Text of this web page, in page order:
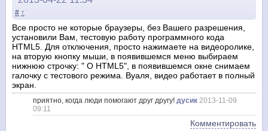
# ↑
Все просто не которые браузеры, без Вашего разрешения,
установили Вам, тестовую работу программного кода
HTML5. Для отключения, просто нажимаете на видеоролике,
на вторую кнопку мыши, в появившемся меню выбираем
нижнюю строчку: " О HTML5", в появившемся окне снимаем
галочку с тестового режима. Вуаля, видео работает в полный
экран.
приятно, когда люди помогают друг другу! дусик 2013-11-09
09:11
Комментировать